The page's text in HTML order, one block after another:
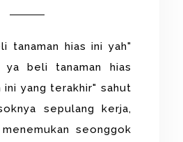
tanaman hias ini yah"
ya beli tanaman hias
yang terakhir" sahut
sepulang kerja,
seonggok